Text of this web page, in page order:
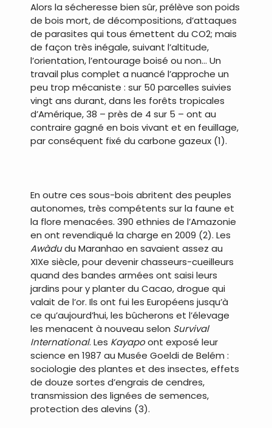
Alors la sécheresse bien sûr, prélève son poids
de bois mort, de décompositions, d’attaques
de parasites qui tous émettent du CO2; mais
de façon très inégale, suivant l’altitude,
l’orientation, l’entourage boisé ou non… Un
travail plus complet a nuancé l’approche un
peu trop mécaniste : sur 50 parcelles suivies
vingt ans durant, dans les forêts tropicales
d’Amérique, 38 – près de 4 sur 5 – ont au
contraire gagné en bois vivant et en feuillage,
par conséquent fixé du carbone gazeux (1).
En outre ces sous-bois abritent des peuples
autonomes, très compétents sur la faune et
la flore menacées. 390 ethnies de l’Amazonie
en ont revendiqué la charge en 2009 (2). Les
Awàdudu Maranhao en savaient assez au
XIXe siècle, pour devenir chasseurs-cueilleurs
quand des bandes armées ont saisi leurs
jardins pour y planter du Cacao, drogue qui
valait de l’or. Ils ont fui les Européens jusqu’à
ce qu’aujourd’hui, les bûcherons et l’élevage
les menacent à nouveau selon Survival
International. Les Kayapoont exposé leur
science en 1987 au Musée Goeldi de Belém :
sociologie des plantes et des insectes, effets
de douze sortes d’engrais de cendres,
transmission des lignées de semences,
protection des alevins (3).